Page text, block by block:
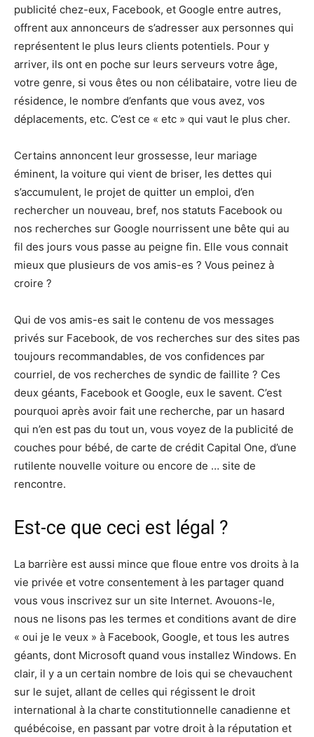
publicité chez-eux, Facebook, et Google entre autres,
offrent aux annonceurs de s’adresser aux personnes qui
représentent le plus leurs clients potentiels. Pour y
arriver, ils ont en poche sur leurs serveurs votre âge,
votre genre, si vous êtes ou non célibataire, votre lieu de
résidence, le nombre d’enfants que vous avez, vos
déplacements, etc. C’est ce « etc » qui vaut le plus cher.
Certains annoncent leur grossesse, leur mariage
éminent, la voiture qui vient de briser, les dettes qui
s’accumulent, le projet de quitter un emploi, d’en
rechercher un nouveau, bref, nos statuts Facebook ou
nos recherches sur Google nourrissent une bête qui au
fil des jours vous passe au peigne fin. Elle vous connait
mieux que plusieurs de vos amis-es ? Vous peinez à
croire ?
Qui de vos amis-es sait le contenu de vos messages
privés sur Facebook, de vos recherches sur des sites pas
toujours recommandables, de vos confidences par
courriel, de vos recherches de syndic de faillite ? Ces
deux géants, Facebook et Google, eux le savent. C’est
pourquoi après avoir fait une recherche, par un hasard
qui n’en est pas du tout un, vous voyez de la publicité de
couches pour bébé, de carte de crédit Capital One, d’une
rutilente nouvelle voiture ou encore de … site de
rencontre.
Est-ce que ceci est légal ?
La barrière est aussi mince que floue entre vos droits à la
vie privée et votre consentement à les partager quand
vous vous inscrivez sur un site Internet. Avouons-le,
nous ne lisons pas les termes et conditions avant de dire
« oui je le veux » à Facebook, Google, et tous les autres
géants, dont Microsoft quand vous installez Windows. En
clair, il y a un certain nombre de lois qui se chevauchent
sur le sujet, allant de celles qui régissent le droit
international à la charte constitutionnelle canadienne et
québécoise, en passant par votre droit à la réputation et